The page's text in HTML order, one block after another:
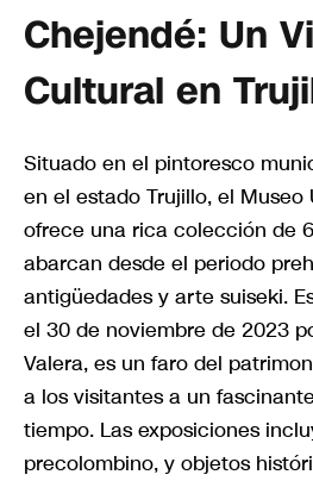
Chejendé: Un
Cultural en
Situado en el pintoresco
en el estado Trujillo, el
ofrece una rica colección de
abarcan desde el periodo
antigüedades y arte suiseki.
el 30 de noviembre de 2023
Valera, es un faro del
a los visitantes a un
tiempo. Las exposiciones
precolombino, y objetos